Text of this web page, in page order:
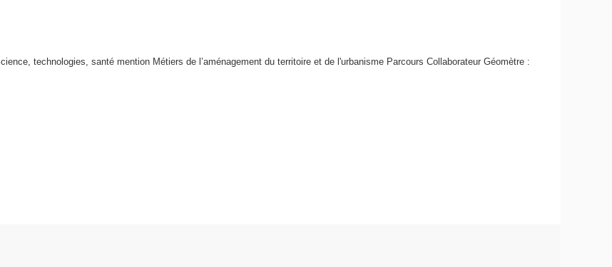
technologies, santé mention Métiers de l’aménagement du territoire et de l'urbanisme Parcours Collaborateur Géomètre :